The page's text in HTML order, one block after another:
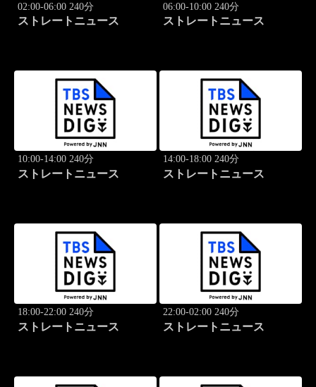
02:00-06:00 240分
ストレートニュース
06:00-10:00 240分
ストレートニュース
10:00-14:00 240分
ストレートニュース
14:00-18:00 240分
ストレートニュース
18:00-22:00 240分
ストレートニュース
22:00-02:00 240分
ストレートニュース